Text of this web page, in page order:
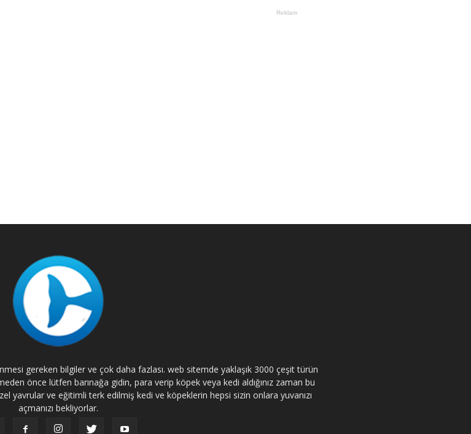
Reklam
gereken bilgiler ve çok daha fazlası. web sitemde yaklaşık 3000 çeşit türün
önce lütfen barınağa gidin, para verip köpek veya kedi aldığınız zaman bu
yavrular ve eğitimli terk edilmiş kedi ve köpeklerin hepsi sizin onlara yuvanızı
açmanızı bekliyorlar.